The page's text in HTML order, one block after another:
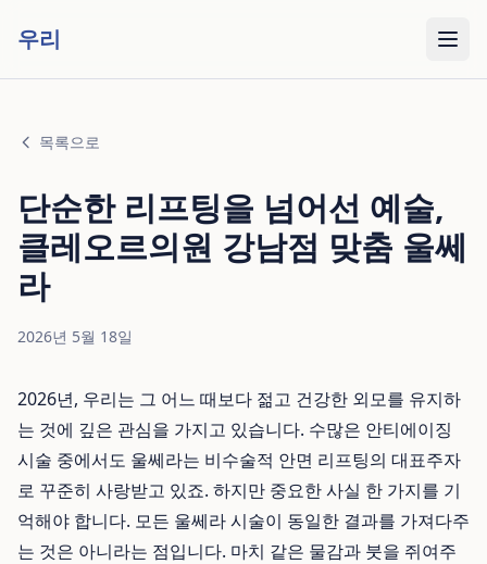
우리
목록으로
단순한 리프팅을 넘어선 예술,
클레오르의원 강남점 맞춤 울쎄
라
2026년 5월 18일
2026년, 우리는 그 어느 때보다 젊고 건강한 외모를 유지하
는 것에 깊은 관심을 가지고 있습니다. 수많은 안티에이징
시술 중에서도 울쎄라는 비수술적 안면 리프팅의 대표주자
로 꾸준히 사랑받고 있죠. 하지만 중요한 사실 한 가지를 기
억해야 합니다. 모든 울쎄라 시술이 동일한 결과를 가져다주
는 것은 아니라는 점입니다. 마치 같은 물감과 붓을 쥐여주